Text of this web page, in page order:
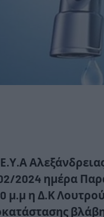
2024ημέρα
μ.μ η Δ.Κ Λουτρού